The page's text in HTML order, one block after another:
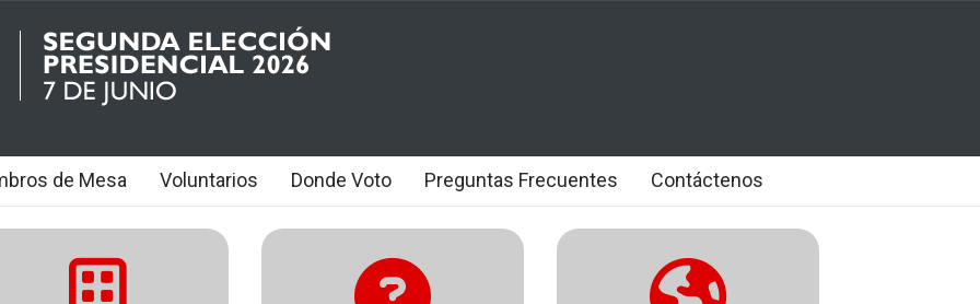
de Mesa Voluntarios Donde Voto Preguntas Frecuentes Contáctenos